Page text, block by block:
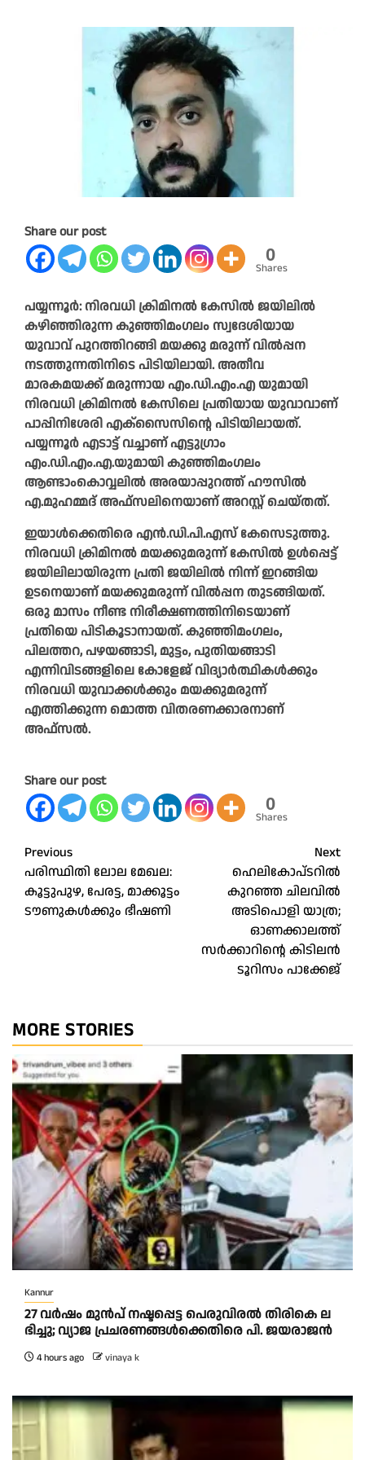
Share our post
0
Shares
പയ്യന്നൂർ: നിരവധി ക്രിമിനൽ കേസിൽ ജയിലിൽ
കഴിഞ്ഞിരുന്ന കുഞ്ഞിമംഗലം സ്വദേശിയായ
യുവാവ് പുറത്തിറങ്ങി മയക്കു മരുന്ന് വിൽപ്പന
നടത്തുന്നതിനിടെ പിടിയിലായി. അതീവ
മാരകമയക്ക് മരുന്നായ എം.ഡി.എം.എ യുമായി
നിരവധി ക്രിമിനൽ കേസിലെ പ്രതിയായ യുവാവാണ്
പാപ്പിനിശേരി എക്‌സൈസിന്റെ പിടിയിലായത്.
പയ്യന്നൂർ എടാട്ട് വച്ചാണ് എട്ടുഗ്രാം
എം.ഡി.എം.എ.യുമായി കുഞ്ഞിമംഗലം
ആണ്ടാംകൊവ്വലിൽ അരയാപ്പുറത്ത് ഹൗസിൽ
എ.മുഹമ്മദ് അഫ്സലിനെയാണ് അറസ്റ്റ് ചെയ്തത്.
ഇയാൾക്കെതിരെ എൻ.ഡി.പി.എസ് കേസെടുത്തു.
നിരവധി ക്രിമിനൽ മയക്കുമരുന്ന് കേസിൽ ഉൾപ്പെട്ട്
ജയിലിലായിരുന്ന പ്രതി ജയിലിൽ നിന്ന് ഇറങ്ങിയ
ഉടനെയാണ് മയക്കുമരുന്ന് വിൽപ്പന തുടങ്ങിയത്.
ഒരു മാസം നീണ്ട നിരീക്ഷണത്തിനിടെയാണ്
പ്രതിയെ പിടികൂടാനായത്. കുഞ്ഞിമംഗലം,
പിലത്തറ, പഴയങ്ങാടി, മുട്ടം, പുതിയങ്ങാടി
എന്നിവിടങ്ങളിലെ കോളേജ് വിദ്യാർത്ഥികൾക്കും
നിരവധി യുവാക്കൾക്കും മയക്കുമരുന്ന്
എത്തിക്കുന്ന മൊത്ത വിതരണക്കാരനാണ്
അഫ്സൽ.
Share our post
0
Shares
Post
navigation
Previous
പരിസ്ഥിതി ലോല മേഖല:
കൂട്ടുപുഴ, പേരട്ട, മാക്കൂട്ടം
ടൗണുകൾക്കും ഭീഷണി
Next
ഹെലികോപ്ടറിൽ
കുറഞ്ഞ ചിലവിൽ
അടിപൊളി യാത്ര;
ഓണക്കാലത്ത്
സർക്കാറിന്റെ കിടിലൻ
ടൂറിസം പാക്കേജ്
MORE STORIES
Kannur
27 വ​ർ​ഷം മു​ൻ​പ് ന​ഷ്ട​പ്പെ​ട്ട പെ​രു​വി​ര​ൽ തി​രി​കെ ല​
ഭി​ച്ചു; വ്യാ​ജ പ്ര​ച​ര​ണ​ങ്ങ​ൾ​ക്കെ​തി​രെ പി. ​ജ​യ​രാ​ജ​ന്‍
4 hours ago vinaya k